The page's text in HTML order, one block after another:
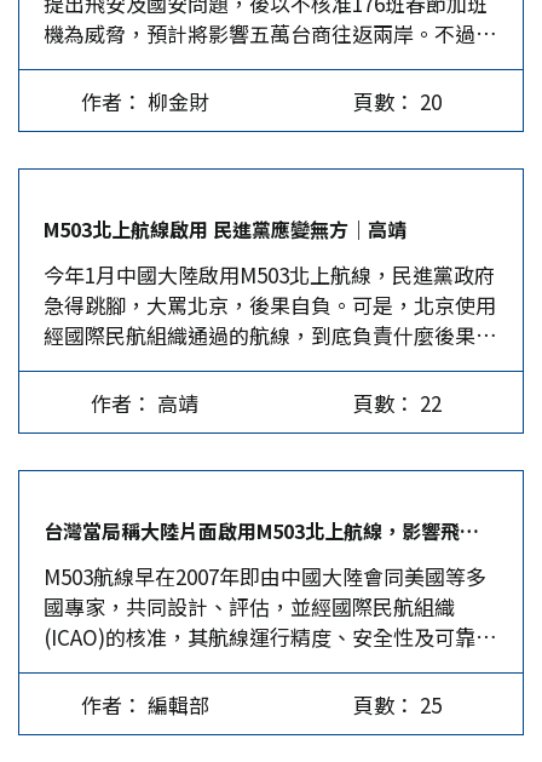
檢視蔡政府一年半來的執政，為一例一休，勞基法
修了再修，勞工怒火反而越修越旺。為守住廢核的
神主牌，能源政策不但屢傳跳電，中南部的空污指
數更一再爆表，民進黨雖牽拖是受大陸影響，但北
機為威脅，預計將影響五萬台商往返兩岸。不過，
M503爭議政治意涵高於軍事意涵，也只能靠兩岸
協商來化解。 蔡英文當局除以不核准部分航班高
調回應大陸啟用M503航線，並大打國際輿論戰，
片面啟動爭議性航線，衝擊區域安全及和平穩定。
然而，台灣當局這些國際動員的抵制效果似乎十分
有限，不僅無法迫使大陸當局軟化立場而重啟協
商，甚至可能因政策負向回饋，導致民眾質疑其兩
岸政策的治理能力。假使農曆年前東航、廈航的
176班兩岸春節加班機均無法順利啟航，勢將損及
返鄉的兩岸民眾，尤其是台商、台生。也將衝擊民
眾對蔡政府的支持度，不利於民進黨年底的地方選
作者： 柳金財 頁數： 20
M503北上航線啟用 民進黨應變無方｜高靖
今年1月中國大陸啟用M503北上航線，民進黨政府
急得跳腳，大罵北京，後果自負。可是，北京使用
經國際民航組織通過的航線，到底負責什麼後果
呢？民進黨當局有能力要大陸承擔後果嗎？ 民進
黨政府近日動員台灣駐外館處，投書當地媒體，指
控北京霸凌台灣。民進黨全球告洋狀的目的與飛安
美國不太關心共軍軍機、軍艦繞台，民進黨想藉著
大陸啟用M503航線北上段這個議題，假造台海危
機，無非是希望美國分點心思到台灣身上。 告洋
狀沒用後，民進黨又藉暫不同意陸籍航空公司申請
春節加班機，反制大陸，藉此表達不滿，這卻將使
大約5萬大陸台商受到影響。民進黨拿北京沒辦
法，只能打自己孩子出氣，讓人看到這個政府雖然
精於操作選舉，遇事卻毫無章法。 兩岸不再有對
作者： 高靖 頁數： 22
台灣當局稱大陸片面啟用M503北上航線，影響飛安，是事實嗎？｜編輯部
M503航線早在2007年即由中國大陸會同美國等多
國專家，共同設計、評估，並經國際民航組織
(ICAO)的核准，其航線運行精度、安全性及可靠性
均符合國際標準。 原本2015年1月大陸即有意啟
用，但因馬英九政府抗議而展開兩岸協商，同年3
月初雙方達成共識，M503飛行時西移6海里，且僅
作者： 編輯部 頁數： 25